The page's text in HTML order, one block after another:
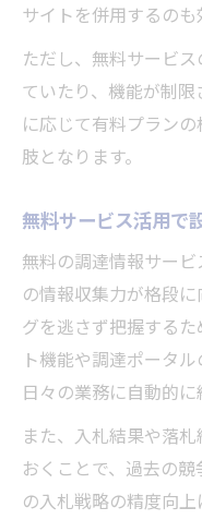
サイトを併用するのも
ただし、無料サービ
ていたり、機能が制
に応じて有料プラン
肢となります。
無料サービス活用で
無料の調達情報サー
の情報収集力が格段
グを逃さず把握する
ト機能や調達ポータル
日々の業務に自動的に
また、入札結果や落
おくことで、過去の
の入札戦略の精度向